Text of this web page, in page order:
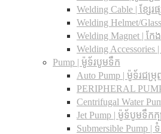
Welding Cable | ខ្សែរផ្
Welding Helmet/
Welding Magnet | កែ
Welding Accessories
Pump | ម៉ូទ័របូមទឹក
Auto Pump | ម៉ូទ័រជម្
PERIPHERAL
Centrifugal Water
Jet Pump | ម៉ូទ័បូមទឹកក្
Submersible Pump |